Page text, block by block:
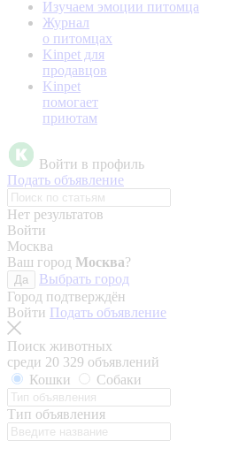
Изучаем эмоции питомца
Журнал
о питомцах
Kinpet для
продавцов
Kinpet
помогает
приютам
Войти в профиль
Подать объявление
Нет результатов
Войти
Москва
Ваш город Москва?
Да
Выбрать город
Город подтверждён
Войти Подать объявление
Поиск животных
среди 20 329 объявлений
Кошки
Собаки
Тип объявления